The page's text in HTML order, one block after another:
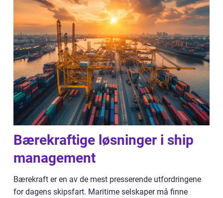
Bærekraftige løsninger i ship
management
Bærekraft er en av de mest presserende utfordringene
for dagens skipsfart. Maritime selskaper må finne